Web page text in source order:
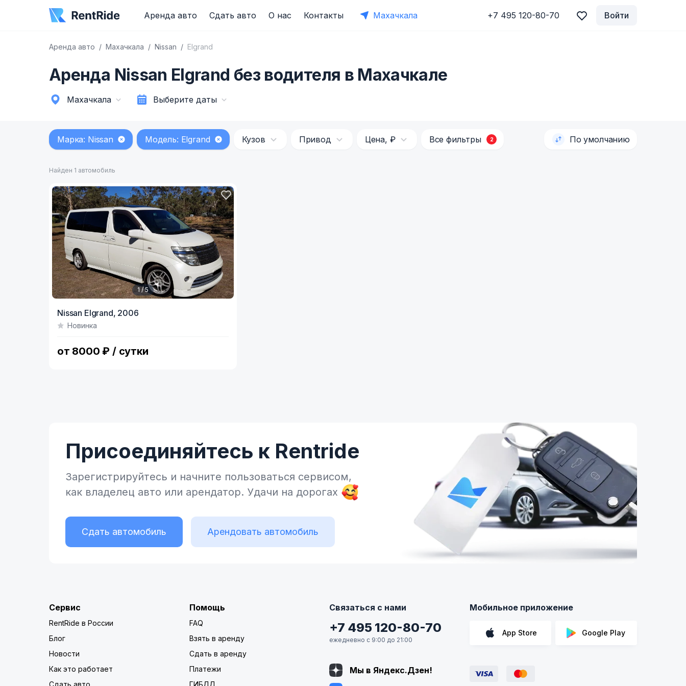
Аренда авто Сдать авто О нас Контакты Махачкала +7 495 120-80-70 Войти
Аренда авто Махачкала Nissan Elgrand
Аренда Nissan Elgrand без водителя в Махачкале
Махачкала Выберите даты
Марка: Nissan Модель: Elgrand Кузов Привод Цена, ₽ Все фильтры 2 По умолчанию
Найден 1 автомобиль
of
1 / 5
Nissan Elgrand, 2006
Новинка
от 8000 ₽ / сутки
Присоединяйтесь к Rentride
Зарегистрируйтесь и начните пользоваться сервисом,
как владелец авто или арендатор. Удачи на дорогах
Сдать автомобиль Арендовать автомобиль
Сервис
RentRide в России
Блог
Новости
Как это работает
Сдать авто
Помощь
FAQ
Взять в аренду
Сдать в аренду
Платежи
ГИБДД
Связаться с нами
+7 495 120-80-70
ежедневно с 9:00 до 21:00
Мы в Яндекс.Дзен!
Мобильное приложение
App Store Google Play